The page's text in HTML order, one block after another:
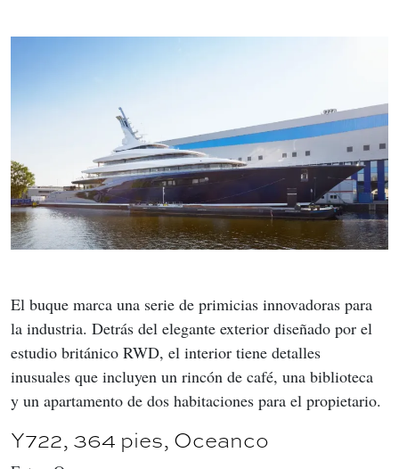
El buque marca una serie de primicias innovadoras para
la industria. Detrás del elegante exterior diseñado por el
estudio británico RWD, el interior tiene detalles
inusuales que incluyen un rincón de café, una biblioteca
y un apartamento de dos habitaciones para el propietario.
Y722, 364 pies, Oceanco